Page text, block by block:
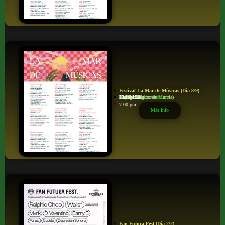
Festival La Mar de Músicas (Día 8/9)
Pop/rock/Indie/Alternativo
Varias Ubicaciones
Cartagena
Murcia (Región de Murcia)
25/07/2026
7:00 pm
Más Info
Fan Futura Fest (Día 2/2)